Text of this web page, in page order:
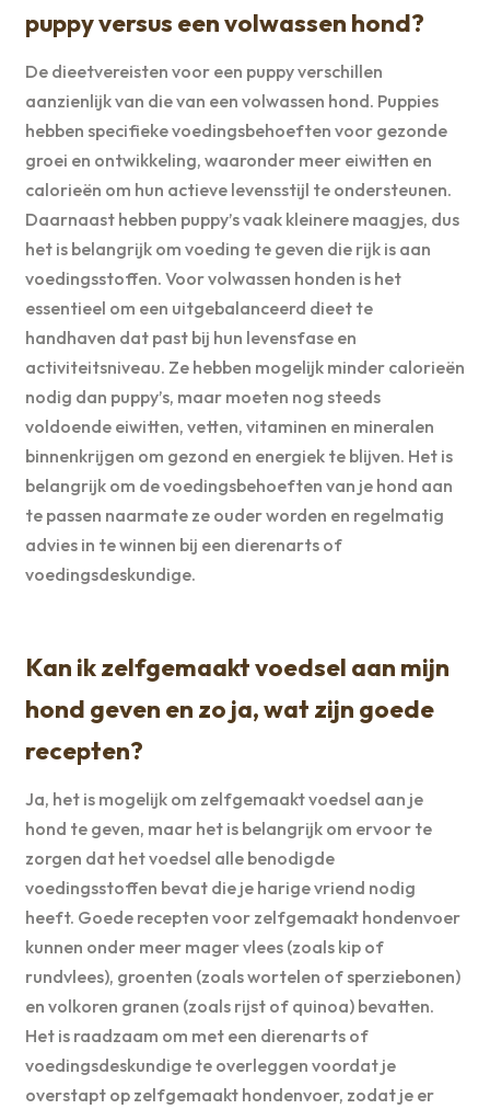
puppy versus een volwassen hond?
De dieetvereisten voor een puppy verschillen
aanzienlijk van die van een volwassen hond. Puppies
hebben specifieke voedingsbehoeften voor gezonde
groei en ontwikkeling, waaronder meer eiwitten en
calorieën om hun actieve levensstijl te ondersteunen.
Daarnaast hebben puppy’s vaak kleinere maagjes, dus
het is belangrijk om voeding te geven die rijk is aan
voedingsstoffen. Voor volwassen honden is het
essentieel om een uitgebalanceerd dieet te
handhaven dat past bij hun levensfase en
activiteitsniveau. Ze hebben mogelijk minder calorieën
nodig dan puppy’s, maar moeten nog steeds
voldoende eiwitten, vetten, vitaminen en mineralen
binnenkrijgen om gezond en energiek te blijven. Het is
belangrijk om de voedingsbehoeften van je hond aan
te passen naarmate ze ouder worden en regelmatig
advies in te winnen bij een dierenarts of
voedingsdeskundige.
Kan ik zelfgemaakt voedsel aan mijn
hond geven en zo ja, wat zijn goede
recepten?
Ja, het is mogelijk om zelfgemaakt voedsel aan je
hond te geven, maar het is belangrijk om ervoor te
zorgen dat het voedsel alle benodigde
voedingsstoffen bevat die je harige vriend nodig
heeft. Goede recepten voor zelfgemaakt hondenvoer
kunnen onder meer mager vlees (zoals kip of
rundvlees), groenten (zoals wortelen of sperziebonen)
en volkoren granen (zoals rijst of quinoa) bevatten.
Het is raadzaam om met een dierenarts of
voedingsdeskundige te overleggen voordat je
overstapt op zelfgemaakt hondenvoer, zodat je er